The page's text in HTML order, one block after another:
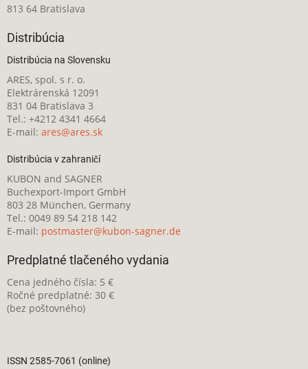
813 64 Bratislava
Distribúcia
Distribúcia na Slovensku
ARES, spol. s r. o.
Elektrárenská 12091
831 04 Bratislava 3
Tel.: +4212 4341 4664
E-mail: ares@ares.sk
Distribúcia v zahraničí
KUBON and SAGNER
Buchexport-Import GmbH
803 28 München, Germany
Tel.: 0049 89 54 218 142
E-mail: postmaster@kubon-sagner.de
Predplatné tlačeného vydania
Cena jedného čísla: 5 €
Ročné predplatné: 30 €
(bez poštovného)
ISSN 2585-7061 (online)